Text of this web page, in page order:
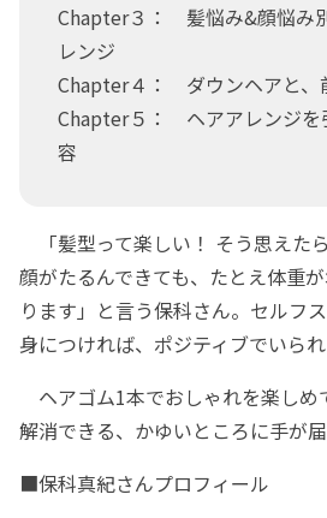
Chapter３： 髪悩み&顔悩み
レンジ
Chapter４： ダウンヘアと、
Chapter５： ヘアアレンジを
容
「髪型って楽しい！ そう思えた
顔がたるんできても、たとえ体重
ります」と言う保科さん。セルフ
身につければ、ポジティブでいられ
ヘアゴム1本でおしゃれを楽しめ
解消できる、かゆいところに手が
■保科真紀さんプロフィール